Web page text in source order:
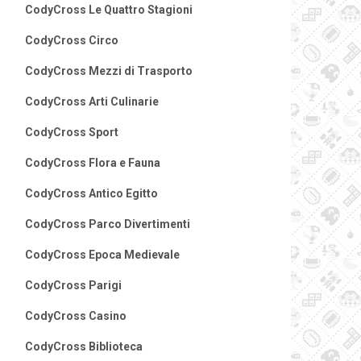
CodyCross Le Quattro Stagioni
CodyCross Circo
CodyCross Mezzi di Trasporto
CodyCross Arti Culinarie
CodyCross Sport
CodyCross Flora e Fauna
CodyCross Antico Egitto
CodyCross Parco Divertimenti
CodyCross Epoca Medievale
CodyCross Parigi
CodyCross Casino
CodyCross Biblioteca